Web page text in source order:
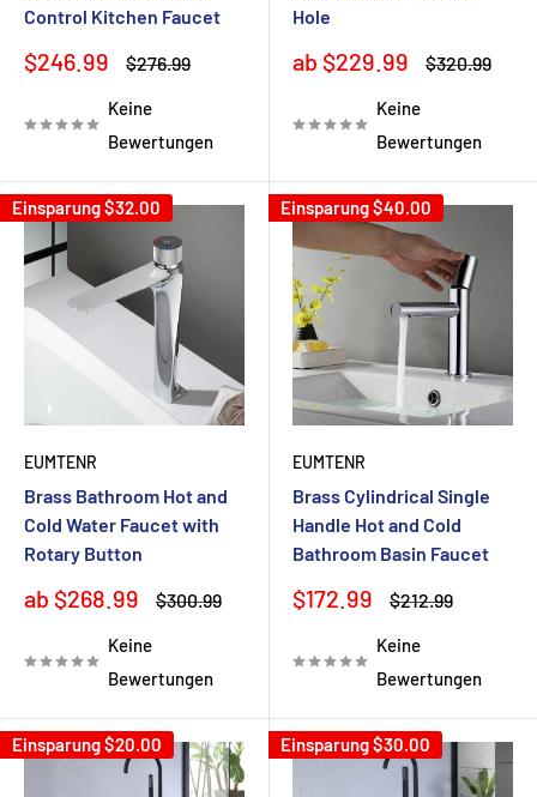
Control Kitchen Faucet
Sonderpreis
$246.99 Normalpreis
$276.99
Keine
Bewertungen
Hole
Sonderpreis
ab $229.99 Normalpreis
$320.99
Keine
Bewertungen
Einsparung$32.00
EUMTENR
Brass Bathroom Hot and
Cold Water Faucet with
Rotary Button
Sonderpreis
ab $268.99 Normalpreis
$300.99
Keine
Bewertungen
Einsparung$40.00
EUMTENR
Brass Cylindrical Single
Handle Hot and Cold
Bathroom Basin Faucet
Sonderpreis
$172.99 Normalpreis
$212.99
Keine
Bewertungen
Einsparung$20.00 Einsparung$30.00